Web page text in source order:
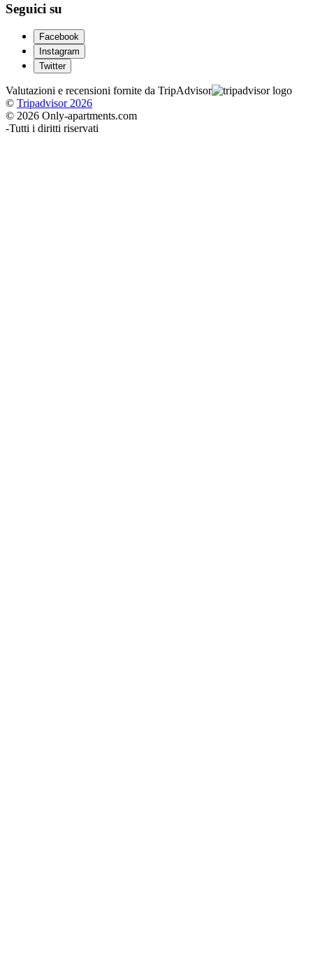
Seguici su
Facebook
Instagram
Twitter
Valutazioni e recensioni fornite da TripAdvisor
© Tripadvisor 2026
© 2026 Only-apartments.com
-Tutti i diritti riservati